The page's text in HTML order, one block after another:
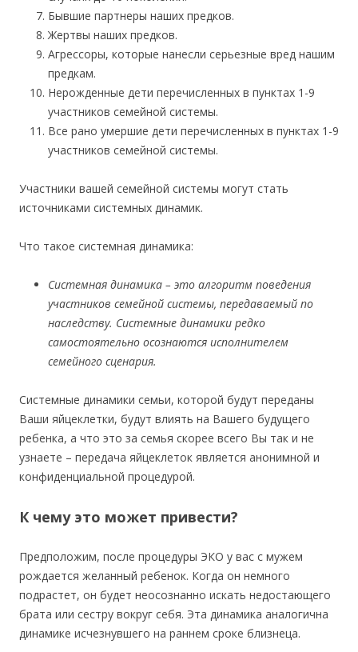
Бывшие партнеры наших предков.
Жертвы наших предков.
Агрессоры, которые нанесли серьезные вред нашим
предкам.
Нерожденные дети перечисленных в пунктах 1-9
участников семейной системы.
Все рано умершие дети перечисленных в пунктах 1-9
участников семейной системы.
Участники вашей семейной системы могут стать
источниками системных динамик.
Что такое системная динамика:
Системная динамика – это алгоритм поведения
участников семейной системы, передаваемый по
наследству. Системные динамики редко
самостоятельно осознаются исполнителем
семейного сценария.
Системные динамики семьи, которой будут переданы
Ваши яйцеклетки, будут влиять на Вашего будущего
ребенка, а что это за семья скорее всего Вы так и не
узнаете – передача яйцеклеток является анонимной и
конфиденциальной процедурой.
К чему это может привести?
Предположим, после процедуры ЭКО у вас с мужем
рождается желанный ребенок. Когда он немного
подрастет, он будет неосознанно искать недостающего
брата или сестру вокруг себя. Эта динамика аналогична
динамике исчезнувшего на раннем сроке близнеца.